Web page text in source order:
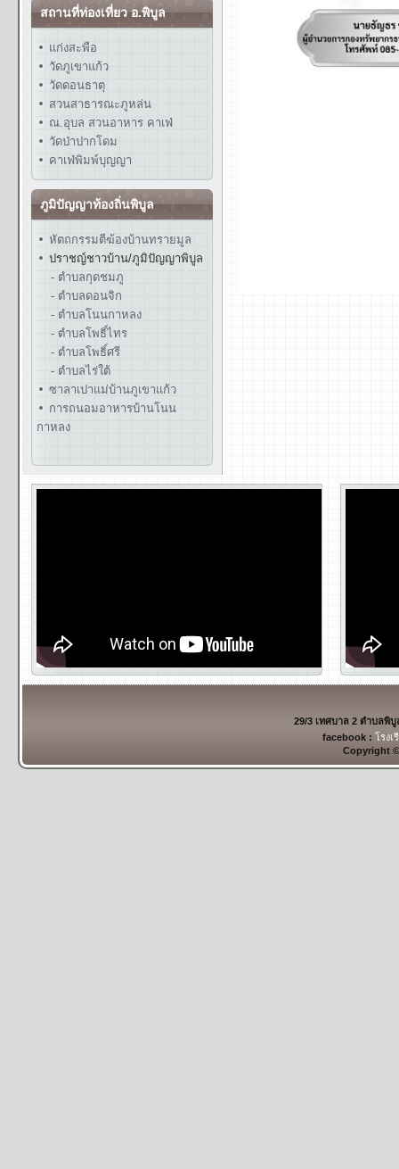
สถานที่ท่องเที่ยว อ.พิบูล
แก่งสะพือ
วัดภูเขาแก้ว
วัดดอนธาตุ
สวนสาธารณะภูหล่น
ณ.อุบล สวนอาหาร คาเฟ่
วัดป่าปากโดม
คาเฟ่พิมพ์บุญญา
ภูมิปัญญาท้องถิ่นพิบูล
หัตถกรรมตีฆ้องบ้านทรายมูล
ปราชญ์ชาวบ้าน/ภูมิปัญญาพิบูล
- ตำบลกุดชมภู
- ตำบลดอนจิก
- ตำบลโนนกาหลง
- ตำบลโพธิ์ไทร
- ตำบลโพธิ์ศรี
- ตำบลไร่ใต้
ซาลาเปาแม่บ้านภูเขาแก้ว
การถนอมอาหารบ้านโนน
กาหลง
29/3 เทศบาล 2 ตำบลพิ
facebook : โรงเ
Copyright